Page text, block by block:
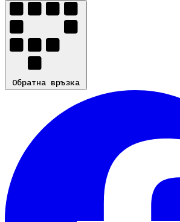
Помощен център
Обратна връзка
Обратна връзка